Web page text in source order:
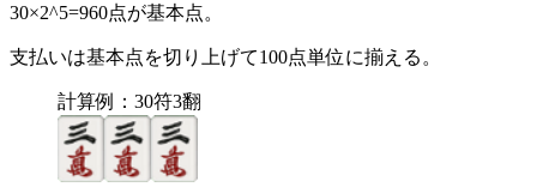
30×2^5=960点が基本点。
支払いは基本点を切り上げて100点単位に揃える。
計算例：30符3翻